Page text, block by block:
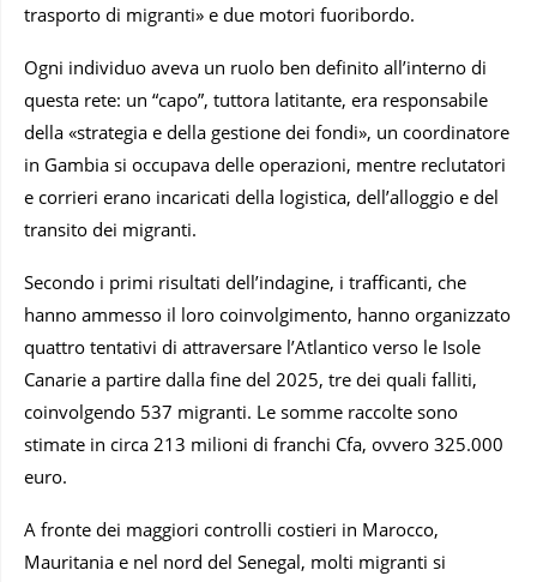
trasporto di migranti» e due motori fuoribordo.
Ogni individuo aveva un ruolo ben definito all’interno di
questa rete: un “capo”, tuttora latitante, era responsabile
della «strategia e della gestione dei fondi», un coordinatore
in Gambia si occupava delle operazioni, mentre reclutatori
e corrieri erano incaricati della logistica, dell’alloggio e del
transito dei migranti.
Secondo i primi risultati dell’indagine, i trafficanti, che
hanno ammesso il loro coinvolgimento, hanno organizzato
quattro tentativi di attraversare l’Atlantico verso le Isole
Canarie a partire dalla fine del 2025, tre dei quali falliti,
coinvolgendo 537 migranti. Le somme raccolte sono
stimate in circa 213 milioni di franchi Cfa, ovvero 325.000
euro.
A fronte dei maggiori controlli costieri in Marocco,
Mauritania e nel nord del Senegal, molti migranti si